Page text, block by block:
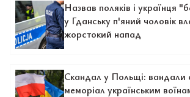
Назвав поляків і українця
у Гданську п'яний чоловік
жорстокий напад
Скандал у Польщі: вандали
меморіал українським